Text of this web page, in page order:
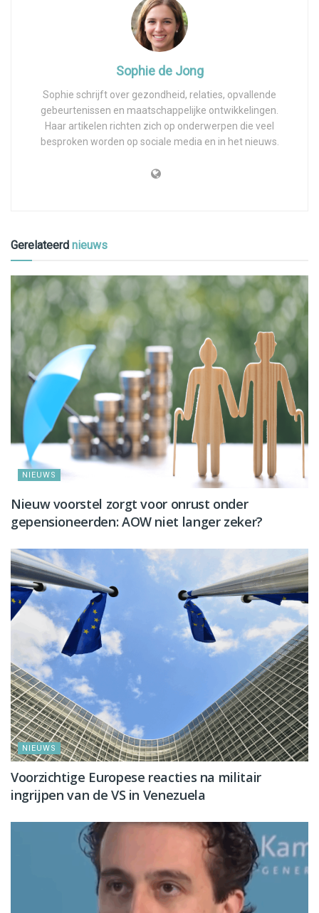
Sophie de Jong
Sophie schrijft over gezondheid, relaties, opvallende
gebeurtenissen en maatschappelijke ontwikkelingen.
Haar artikelen richten zich op onderwerpen die veel
besproken worden op sociale media en in het nieuws.
Gerelateerd nieuws
NIEUWS
Nieuw voorstel zorgt voor onrust onder
gepensioneerden: AOW niet langer zeker?
NIEUWS
Voorzichtige Europese reacties na militair
ingrijpen van de VS in Venezuela